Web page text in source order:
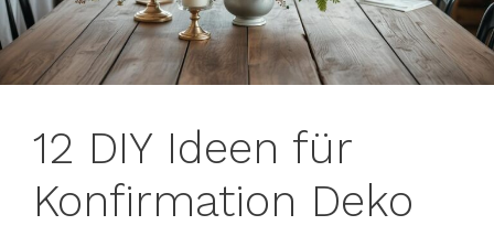
12 DIY Ideen für
Konfirmation Deko